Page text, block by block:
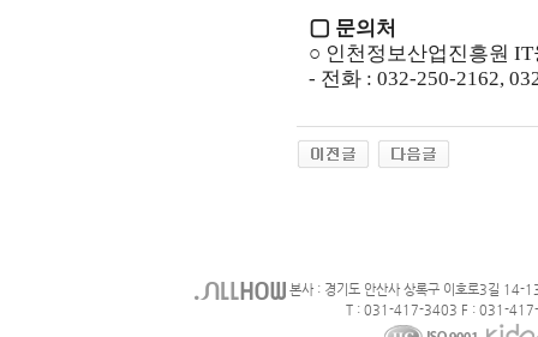
▢ 문의처
○ 인천정보산업진흥원
- 전화 : 032-250-2162,
본사 : 경기도 안산사 상록구 이호로3길 14-
T : 031-417-3403 F : 031-